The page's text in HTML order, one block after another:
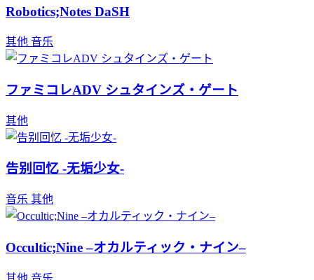
Robotics;Notes DaSH
其他 音乐
ファミコレADV シュタインズ・ゲート
其他
告别回忆 -无垢少女-
音乐 其他
Occultic;Nine –オカルティック・ナイン–